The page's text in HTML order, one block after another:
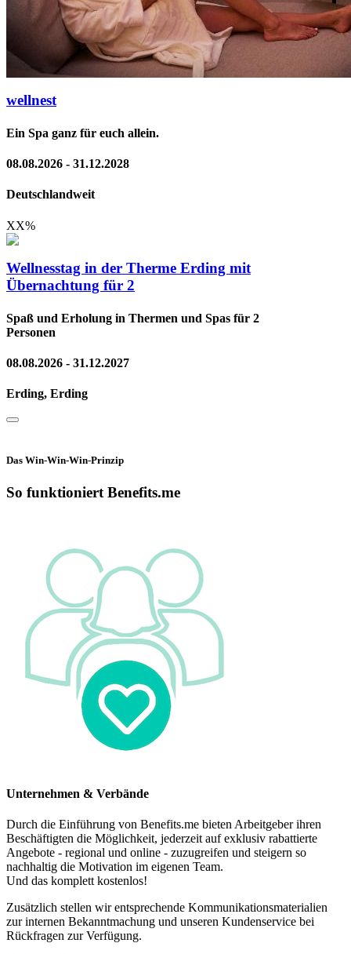
wellnest
Ein Spa ganz für euch allein.
08.08.2026 - 31.12.2028
Deutschlandweit
XX%
Wellnesstag in der Therme Erding mit
Übernachtung für 2
Spaß und Erholung in Thermen und Spas für 2
Personen
08.08.2026 - 31.12.2027
Erding, Erding
Das Win-Win-Win-Prinzip
So funktioniert Benefits.me
Unternehmen & Verbände
Durch die Einführung von Benefits.me bieten Arbeitgeber ihren
Beschäftigten die Möglichkeit, jederzeit auf exklusiv rabattierte
Angebote - regional und online - zuzugreifen und steigern so
nachhaltig die Motivation im eigenen Team.
Und das komplett kostenlos!
Zusätzlich stellen wir entsprechende Kommunikationsmaterialien
zur internen Bekanntmachung und unseren Kundenservice bei
Rückfragen zur Verfügung.